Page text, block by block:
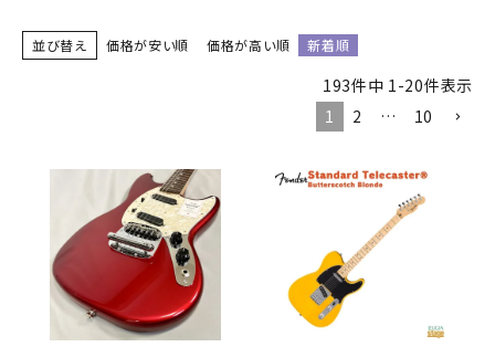
並び替え 価格が安い順 価格が高い順 新着順
193件中 1-20件表示
1
2 … 10